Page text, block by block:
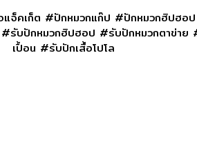
คเก็ต #ปักหมวกแก๊ป #ปักหมวกฮิปฮอ
รับปักหมวกฮิปฮอป #รับปักหมวกตาข่า
เปื้อน #รับปักเสื้อโปโล